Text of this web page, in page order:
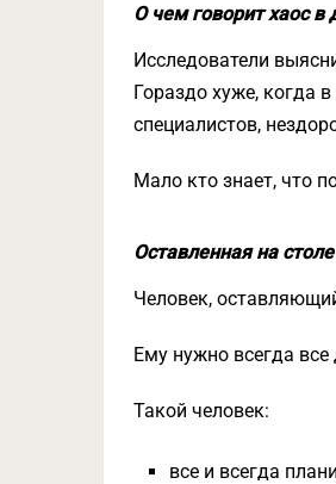
О чем говорит хаос в
Исследователи
Гораздо хуже, когда
специалистов,
Мало кто знает, что
Оставленная на
Человек,
Ему нужно всегда
Такой человек:
все и всегда